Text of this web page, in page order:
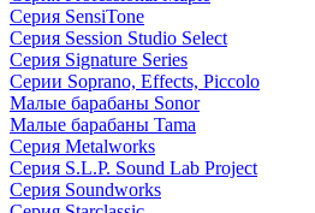
Серия SensiTone
Серия Session Studio Select
Серия Signature Series
Серии Soprano, Effects, Piccolo
Малые барабаны Sonor
Малые барабаны Tama
Серия Metalworks
Серия S.L.P. Sound Lab Project
Серия Soundworks